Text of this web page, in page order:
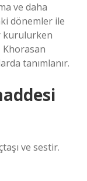
ve daha
dönemler ile
kurulurken
Khorasan
tanımlanır.
ve sestir.